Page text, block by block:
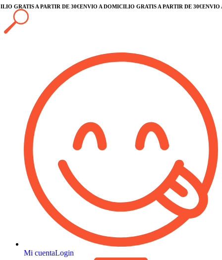
GRATIS A PARTIR DE 30€ENVÍO A DOMICILIO GRATIS A PARTIR DE 30€ENVÍO A
Mi cuentaLogin